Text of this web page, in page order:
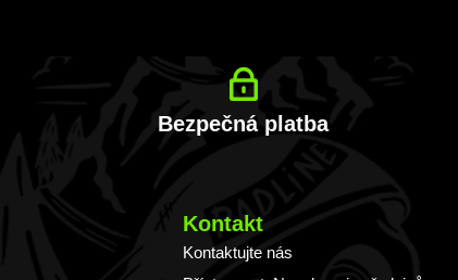
Bezpečná platba
Kontakt
Kontaktujte nás